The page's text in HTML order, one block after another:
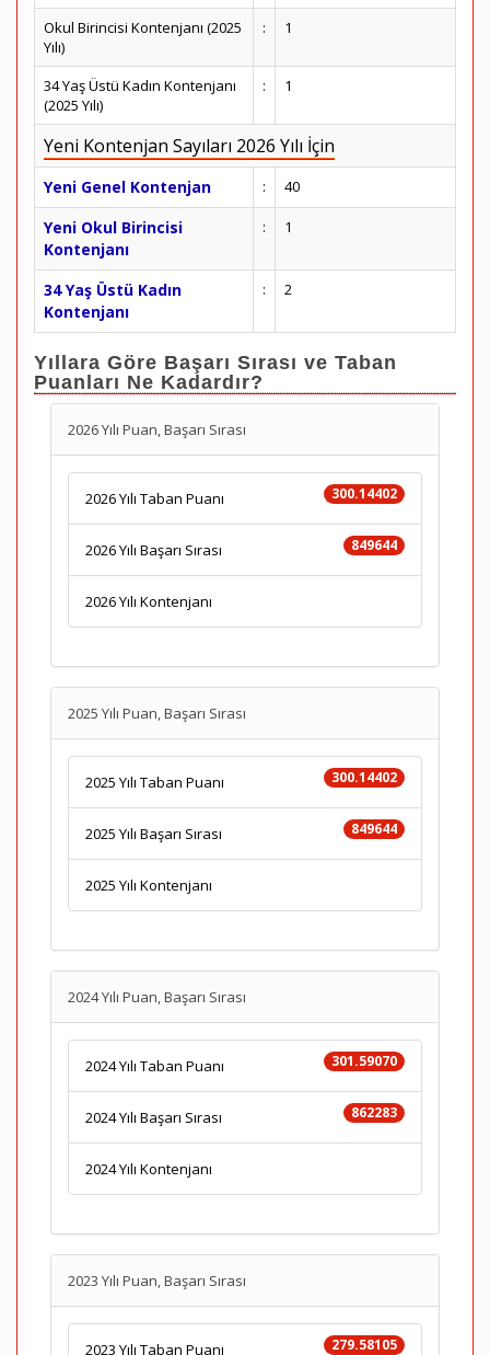
Okul Birincisi Kontenjanı (2025
Yılı)
: 1
34 Yaş Üstü Kadın Kontenjanı
(2025 Yılı)
: 1
Yeni Kontenjan Sayıları 2026 Yılı İçin
Yeni Genel Kontenjan : 40
Yeni Okul Birincisi
Kontenjanı
: 1
34 Yaş Üstü Kadın
Kontenjanı
: 2
Yıllara Göre Başarı Sırası ve Taban
Puanları Ne Kadardır?
2026 Yılı Puan, Başarı Sırası
300.14402
2026 Yılı Taban Puanı
849644
2026 Yılı Başarı Sırası
2026 Yılı Kontenjanı
2025 Yılı Puan, Başarı Sırası
300.14402
2025 Yılı Taban Puanı
849644
2025 Yılı Başarı Sırası
2025 Yılı Kontenjanı
2024 Yılı Puan, Başarı Sırası
301.59070
2024 Yılı Taban Puanı
862283
2024 Yılı Başarı Sırası
2024 Yılı Kontenjanı
2023 Yılı Puan, Başarı Sırası
279.58105
2023 Yılı Taban Puanı